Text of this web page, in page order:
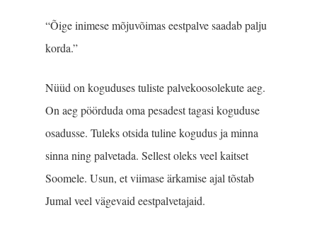
“Õige inimese mõjuvõimas eestpalve saadab palju
korda.”
Nüüd on koguduses tuliste palvekoosolekute aeg.
On aeg pöörduda oma pesadest tagasi koguduse
osadusse. Tuleks otsida tuline kogudus ja minna
sinna ning palvetada. Sellest oleks veel kaitset
Soomele. Usun, et viimase ärkamise ajal tõstab
Jumal veel vägevaid eestpalvetajaid.